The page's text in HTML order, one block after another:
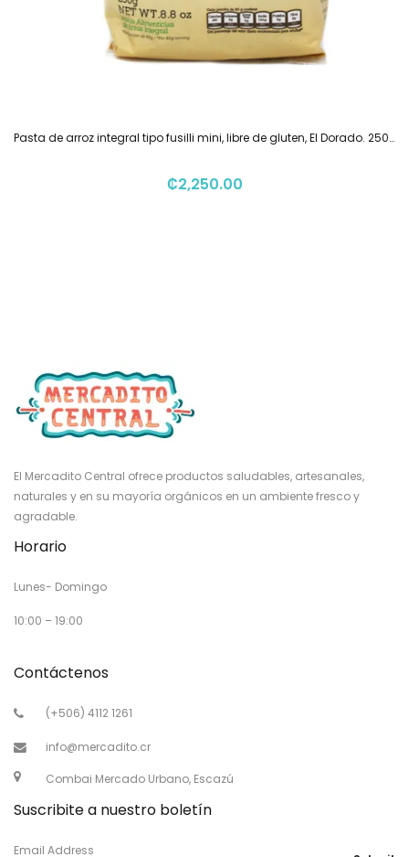
Pasta de arroz integral tipo fusilli mini, libre de gluten, El Dorado. 250g
₡2,250.00
El Mercadito Central ofrece productos saludables, artesanales,
naturales y en su mayoría orgánicos en un ambiente fresco y
agradable.
Horario
Lunes- Domingo
10:00 – 19:00
Contáctenos
(+506) 4112 1261
info@mercadito.cr
Combai Mercado Urbano, Escazú
Suscribite a nuestro boletín
Email Address